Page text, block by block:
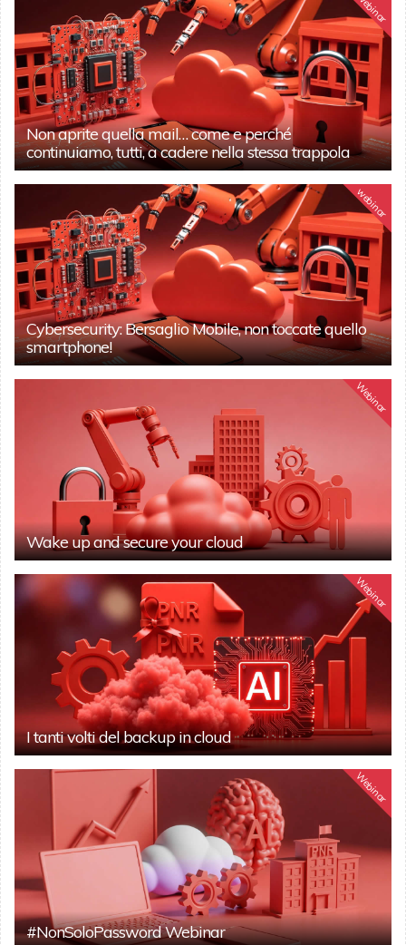
Webinar
Non aprite quella mail… come e perché
continuiamo, tutti, a cadere nella stessa trappola
webinar
Cybersecurity: Bersaglio Mobile, non toccate quello
smartphone!
Webinar
Wake up and secure your cloud
Webinar
I tanti volti del backup in cloud
Webinar
#NonSoloPassword Webinar